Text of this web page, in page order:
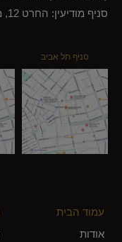
סניף מודיעין: החרט 12, מרכז איילה 360
סניף תל אביב
עמוד הבית
אודות